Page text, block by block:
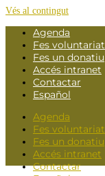
Vés al contingut
Agenda
Fes voluntariat
Fes un donatiu
Accés intranet
Contactar
Español
Agenda
Fes voluntariat
Fes un donatiu
Accés intranet
Contactar